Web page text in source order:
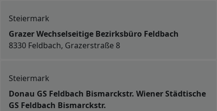
Steiermark
Grazer Wechselseitige Bezirksbüro Feldbach
8330 Feldbach, Grazerstraße 8
Steiermark
Donau GS Feldbach Bismarckstr. Wiener Städtische
GS Feldbach Bismarckstr.